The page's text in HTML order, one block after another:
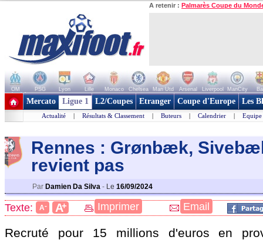
A retenir : Palmarès Coupe du
OM PSG Lyon Lille Monaco Chelsea Man Utd Arsenal Liverpool ManCity
+ de clubs
Mercato Ligue 1 L2/Coupes Etranger Coupe d'Europe Les
Actualité | Résultats & Classement | Buteurs | Calendrier | Equipe
Rennes : Grønbæk,
revient pas
Par Damien Da Silva - Le 16/09/2024
Texte: A- A+ Imprimer Email
Recruté pour 15 millions d'euros en